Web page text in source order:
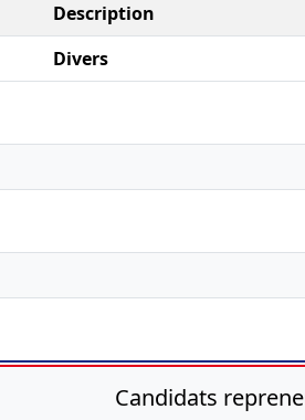
Description
Divers
Candidats